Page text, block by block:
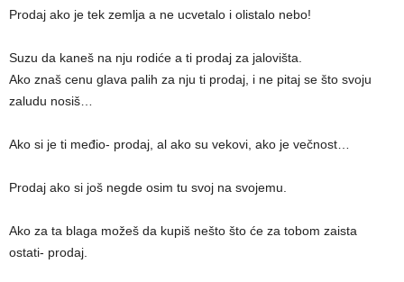
Prodaj ako je tek zemlja a ne ucvetalo i olistalo nebo!
Suzu da kaneš na nju rodiće a ti prodaj za jalovišta.
Ako znaš cenu glava palih za nju ti prodaj, i ne pitaj se što svoju
zaludu nosiš…
Ako si je ti međio- prodaj, al ako su vekovi, ako je večnost…
Prodaj ako si još negde osim tu svoj na svojemu.
Ako za ta blaga možeš da kupiš nešto što će za tobom zaista
ostati- prodaj.